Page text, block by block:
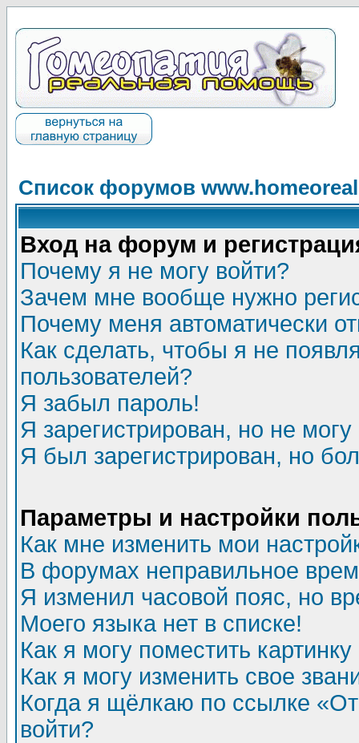
Список форумов
Вход на форум и
Почему я не могу войти?
Зачем мне вообще нужно
Почему меня автоматически
Как сделать, чтобы я не
пользователей?
Я забыл пароль!
Я зарегистрирован, но не могу
Я был зарегистрирован, но
Параметры и настройки
Как мне изменить мои
В форумах неправильное
Я изменил часовой пояс, но
Моего языка нет в списке!
Как я могу поместить
Как я могу изменить свое
Когда я щёлкаю по ссылке
войти?